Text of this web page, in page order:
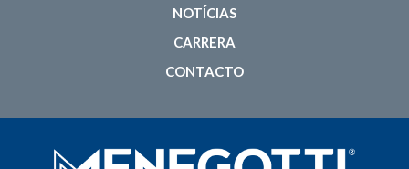
NOTÍCIAS
CARRERA
CONTACTO